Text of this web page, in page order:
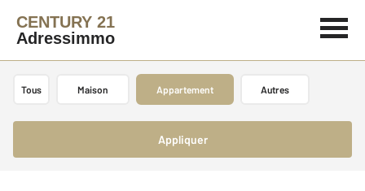
CENTURY 21
Adressimmo
Tous Maison Appartement Autres
Appliquer